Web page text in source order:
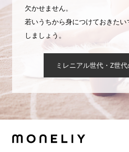
欠かせません。
若いうちから身につけておきたい
しましょう。
ミレニアル世代・Z世